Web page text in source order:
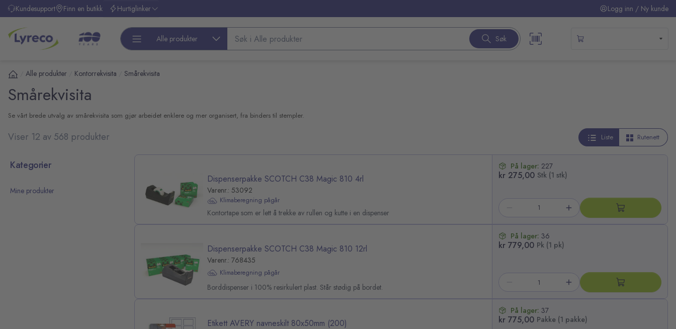
hovedinnhold
Kundesupport Finn en butikk Hurtiglinker Logg inn / Ny kunde
Alle produkter Søk etter produkter Søk
Alle produkter Kontorrekvisita Smårekvisita
Smårekvisita
Se vårt brede utvalg av smårekvisita som gjør arbeidet enklere og mer organisert, fra binders til stempler.
Viser 12 av 568 produkter Liste Rutenett
over kategoriliste
Kategorier
Mine produkter
Dispenserpakke SCOTCH C38 Magic 810 4rl
Varenr.: 53092
Klimaberegning pågår
Kontortape som er lett å trekke av rullen og kutte i en dispenser
kr 275,00 Stk (1 stk)
På lager: 227
Dispenserpakke SCOTCH C38 Magic 810 12rl
Varenr.: 768435
Klimaberegning pågår
Borddispenser i 100% resirkulert plast. Står stødig på bordet.
kr 779,00 Pk (1 pk)
På lager: 36
Etikett AVERY navneskilt 80x50mm (200) kr 775,00 Pakke (1 pakke)
På lager: 37